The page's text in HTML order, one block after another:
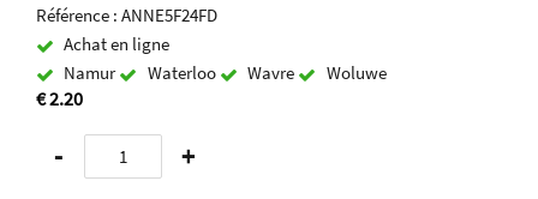
Référence : ANNE5F24FD
Achat en ligne
Namur
Waterloo Wavre Woluwe
€ 2.20
- +